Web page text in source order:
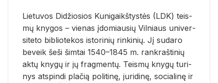
Lie­tu­vos Di­džio­sios Ku­ni­gaikš­tys­tės (LDK) teis­
mų kny­gos – vie­nas įdo­miau­sių Vil­niaus uni­ver­
si­te­to bi­b­lio­te­kos is­to­ri­nių rin­ki­nių. Jį su­da­ro
be­veik šeši šim­tai 1540–1845 m. rank­raš­ti­nių
aktų kny­gų ir jų frag­men­tų. Teis­mų kny­gų tu­ri­
nys at­spin­di pla­čią po­li­ti­nę, ju­ri­di­nę, so­cia­li­nę ir